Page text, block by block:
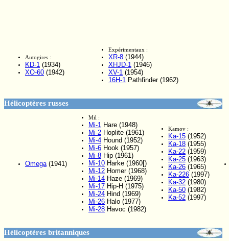
Autogires :
KD-1 (1934)
XO-60 (1942)
Expérimentaux :
XR-8 (1944)
XHJD-1 (1946)
XV-1 (1954)
16H-1 Pathfinder (1962)
Hélicoptères russes
Omega (1941)
Mil :
Mi-1 Hare (1948)
Mi-2 Hoplite (1961)
Mi-4 Hound (1952)
Mi-6 Hook (1957)
Mi-8 Hip (1961)
Mi-10 Harke (1960[)
Mi-12 Homer (1968)
Mi-14 Haze (1969)
Mi-17 Hip-H (1975)
Mi-24 Hind (1969)
Mi-26 Halo (1977)
Mi-28 Havoc (1982)
Kamov :
Ka-15 (1952)
Ka-18 (1955)
Ka-22 (1959)
Ka-25 (1963)
Ka-26 (1965)
Ka-226 (1997)
Ka-32 (1980)
Ka-50 (1982)
Ka-52 (1997)
Hélicoptères britanniques